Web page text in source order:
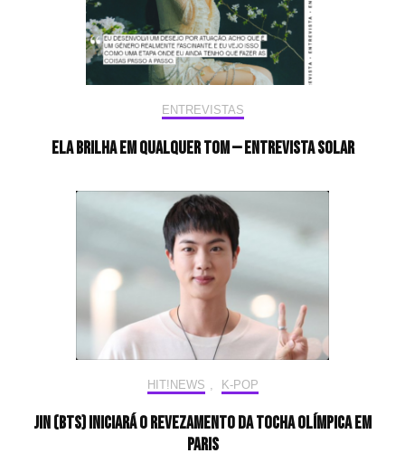
ENTREVISTAS
Ela brilha em qualquer tom — Entrevista Solar
HIT!NEWS K-POP
Jin (BTS) iniciará o revezamento da tocha olímpica em
Paris